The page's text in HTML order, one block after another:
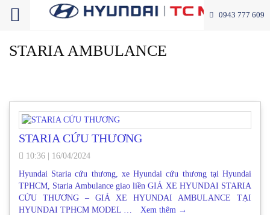
0943 777 609
STARIA AMBULANCE
STARIA CỨU THƯƠNG
10:36
16/04/2024
Hyundai Staria cứu thương, xe Hyundai cứu thương tại Hyundai
TPHCM, Staria Ambulance giao liền GIÁ XE HYUNDAI STARIA
CỨU THƯƠNG – GIÁ XE HYUNDAI AMBULANCE TẠI
HYUNDAI TPHCM MODEL …
Xem thêm →